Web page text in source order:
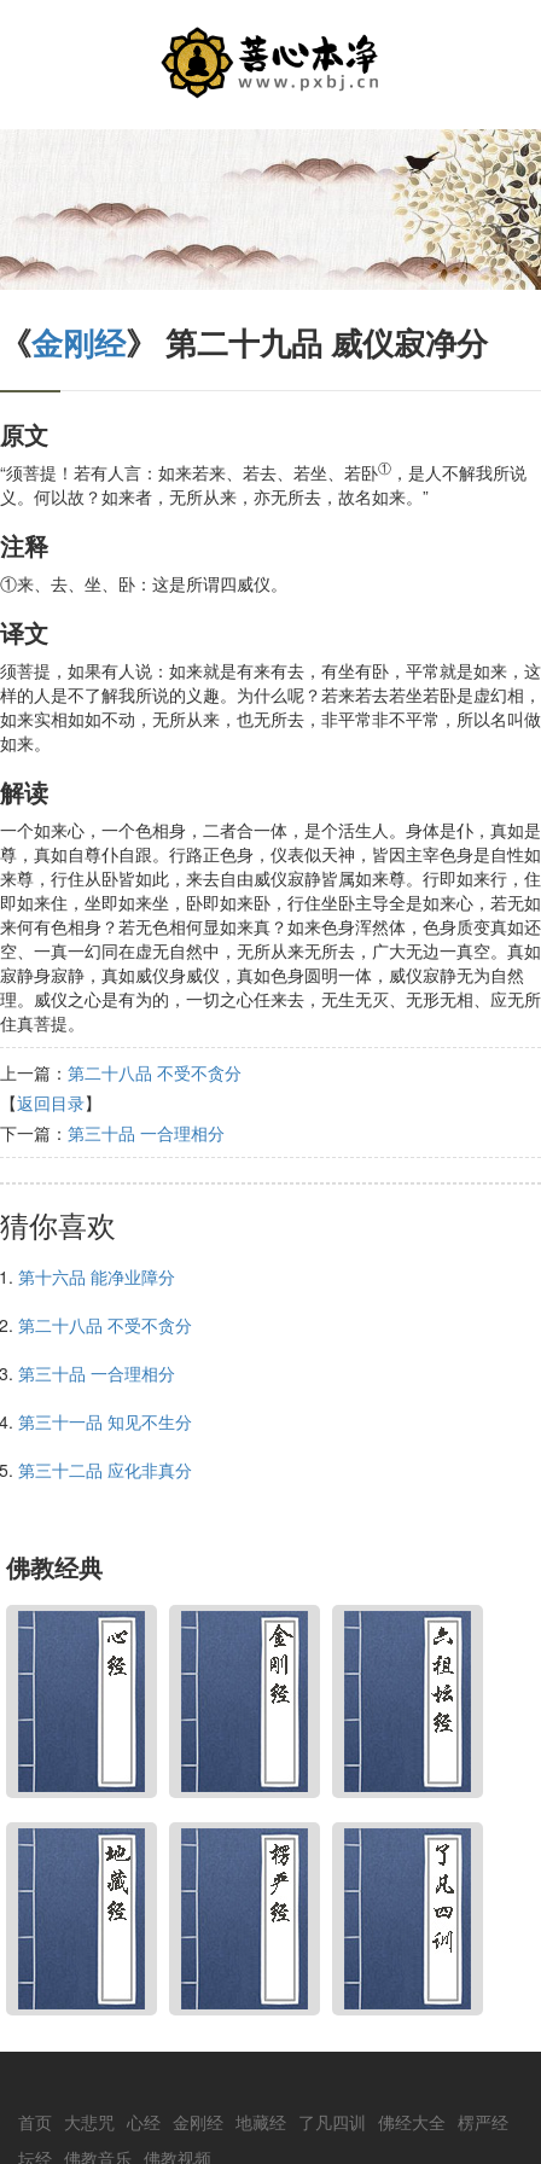
《金刚经》 第二十九品 威仪寂净分
原文
“须菩提！若有人言：如来若来、若去、若坐、若卧① ，是人不解我所说
义。何以故？如来者，无所从来，亦无所去，故名如来。”
注释
①来、去、坐、卧：这是所谓四威仪。
译文
须菩提，如果有人说：如来就是有来有去，有坐有卧，平常就是如来，这
样的人是不了解我所说的义趣。为什么呢？若来若去若坐若卧是虚幻相，
如来实相如如不动，无所从来，也无所去，非平常非不平常，所以名叫做
如来。
解读
一个如来心，一个色相身，二者合一体，是个活生人。身体是仆，真如是
尊，真如自尊仆自跟。行路正色身，仪表似天神，皆因主宰色身是自性如
来尊，行住从卧皆如此，来去自由威仪寂静皆属如来尊。行即如来行，住
即如来住，坐即如来坐，卧即如来卧，行住坐卧主导全是如来心，若无如
来何有色相身？若无色相何显如来真？如来色身浑然体，色身质变真如还
空、一真一幻同在虚无自然中，无所从来无所去，广大无边一真空。真如
寂静身寂静，真如威仪身威仪，真如色身圆明一体，威仪寂静无为自然
理。威仪之心是有为的，一切之心任来去，无生无灭、无形无相、应无所
住真菩提。
上一篇： 第二十八品 不受不贪分
【返回目录】
下一篇： 第三十品 一合理相分
猜你喜欢
第十六品 能净业障分
第二十八品 不受不贪分
第三十品 一合理相分
第三十一品 知见不生分
第三十二品 应化非真分
佛教经典
首页 大悲咒 心经 金刚经 地藏经 了凡四训 佛经大全 楞严经
坛经 佛教音乐 佛教视频